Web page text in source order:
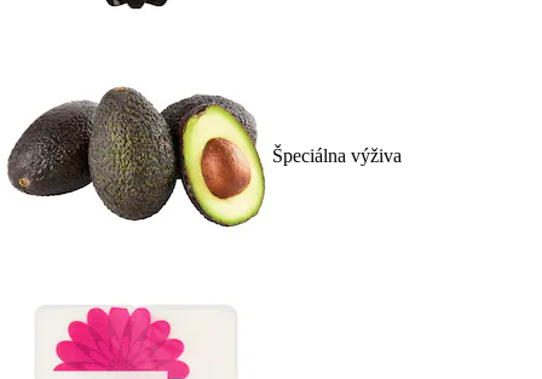
Špeciálna výživa